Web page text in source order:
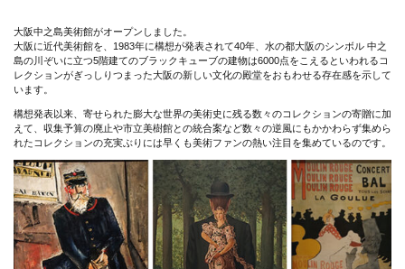
大阪中之島美術館がオープンしました。
大阪に近代美術館を、1983年に構想が発表されて40年、水の都大阪のシンボル 中之
島の川ぞいに立つ5階建てのブラックキューブの建物は6000点をこえるといわれるコ
レクションがぎっしりつまった大阪の新しい文化の殿堂をおもわせる存在感を示して
います。
構想発表以来、寄せられた膨大な世界の美術史に残る数々のコレクションの寄贈に加
えて、収集予算の廃止や市立美樹館との統合案など数々の逆風にもかかわらず集めら
れたコレクションの充実ぶりには早くも美術ファンの熱い注目を集めているのです。